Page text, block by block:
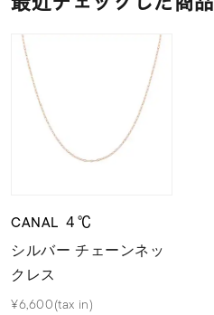
CANAL ４℃
シルバー チェーンネッ
クレス
¥6,600(tax in)